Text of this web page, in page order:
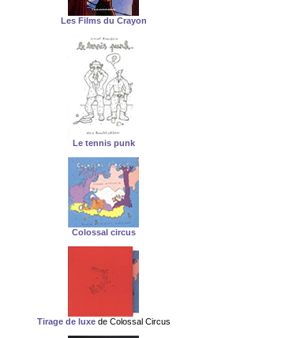
Les Films du Crayon
Le tennis punk
Colossal circus
Tirage de luxede Colossal Circus